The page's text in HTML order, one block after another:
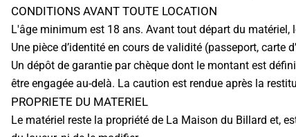
CONDITIONS AVANT TOUTE LOCATION
L'âge minimum est 18 ans. Avant tout départ du
Une pièce d’identité en cours de validité (passeport,
Un dépôt de garantie par chèque dont le montant est
être engagée au-delà. La caution est rendue après la
PROPRIETE DU MATERIEL
Le matériel reste la propriété de La Maison du Billard et,